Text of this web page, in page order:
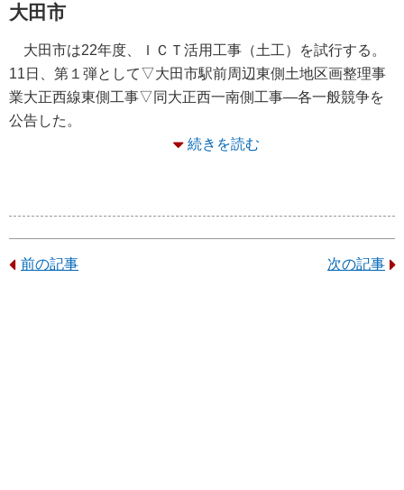
大田市
大田市は22年度、ＩＣＴ活用工事（土工）を試行する。
11日、第１弾として▽大田市駅前周辺東側土地区画整理事
業大正西線東側工事▽同大正西一南側工事―各一般競争を
公告した。
続きを読む
前の記事 次の記事